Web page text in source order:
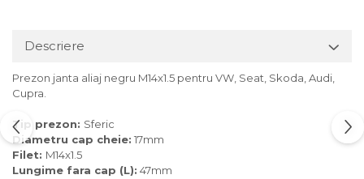
Descriere
Prezon janta aliaj negru M14x1.5 pentru VW, Seat, Skoda, Audi,
Cupra.
Tip prezon: Sferic
Diametru cap cheie: 17mm
Filet: M14x1.5
Lungime fara cap (L): 47mm